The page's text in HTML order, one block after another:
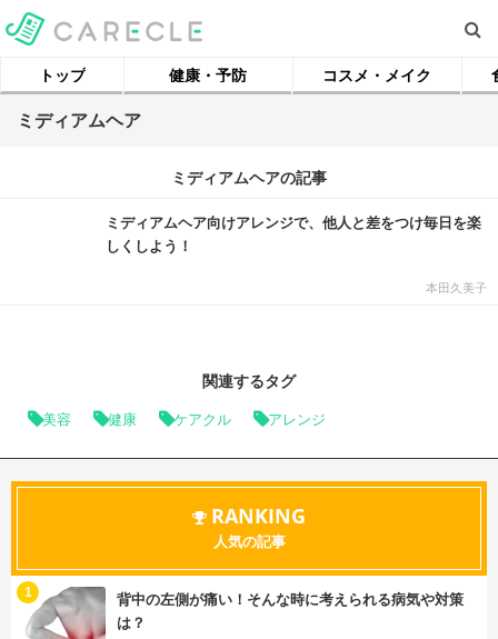
トップ 健康・予防 コスメ・メイク
ミディアムヘア
ミディアムヘアの記事
ミディアムヘア向けアレンジで、他人と差をつけ毎日を楽
しくしよう！
本田久美子
関連するタグ
美容 健康 ケアクル アレンジ
RANKING
人気の記事
背中の左側が痛い！そんな時に考えられる病気や対策
は？
1